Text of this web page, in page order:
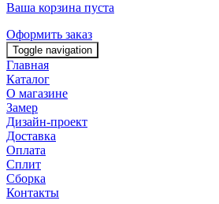
Ваша корзина пуста
Оформить заказ
Toggle navigation
Главная
Каталог
О магазине
Замер
Дизайн-проект
Доставка
Оплата
Сплит
Сборка
Контакты